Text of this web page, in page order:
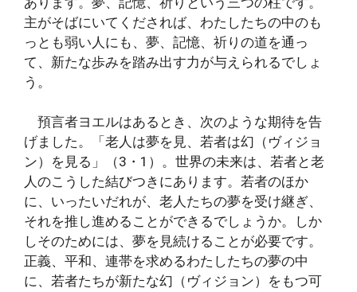
主がそばにいてくだされば、わたしたちの中のも
っとも弱い人にも、夢、記憶、祈りの道を通っ
て、新たな歩みを踏み出す力が与えられるでしょ
う。
預言者ヨエルはあるとき、次のような期待を告
げました。「老人は夢を見、若者は幻（ヴィジョ
ン）を見る」（3・1）。世界の未来は、若者と老
人のこうした結びつきにあります。若者のほか
に、いったいだれが、老人たちの夢を受け継ぎ、
それを推し進めることができるでしょうか。しか
しそのためには、夢を見続けることが必要です。
正義、平和、連帯を求めるわたしたちの夢の中
に、若者たちが新たな幻（ヴィジョン）をもつ可